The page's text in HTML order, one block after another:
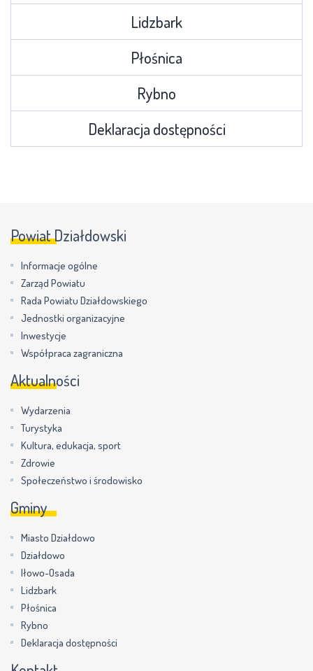
Lidzbark
Płośnica
Rybno
Deklaracja dostępności
Powiat Działdowski
Informacje ogólne
Zarząd Powiatu
Rada Powiatu Działdowskiego
Jednostki organizacyjne
Inwestycje
Współpraca zagraniczna
Aktualności
Wydarzenia
Turystyka
Kultura, edukacja, sport
Zdrowie
Społeczeństwo i środowisko
Gminy
Miasto Działdowo
Działdowo
Iłowo-Osada
Lidzbark
Płośnica
Rybno
Deklaracja dostępności